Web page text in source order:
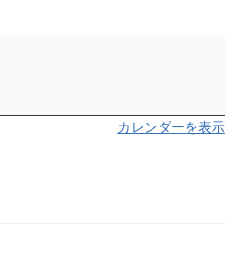
カレンダーを表示